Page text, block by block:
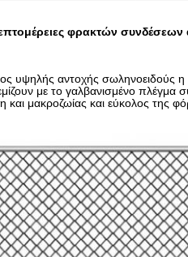
φρακτών συνδέσεων
υψηλής αντοχής σωληνοειδούς
με το γαλβανισμένο πλέγμα
και μακροζωίας και εύκολος